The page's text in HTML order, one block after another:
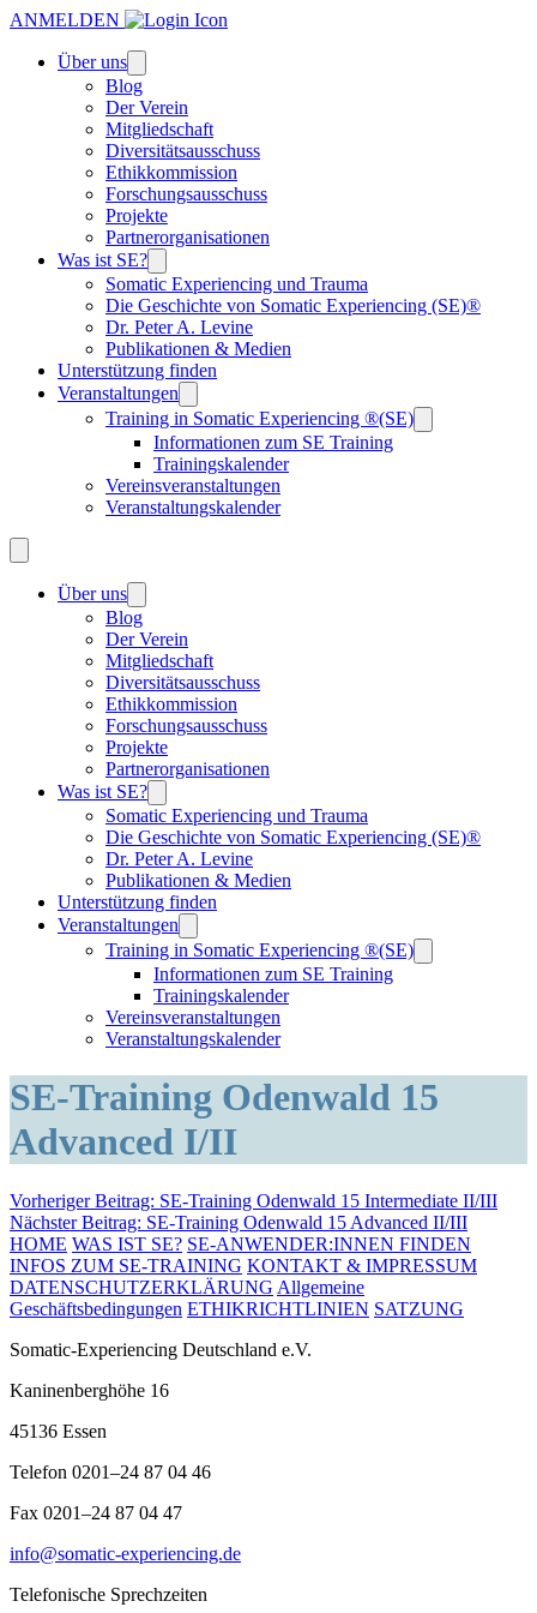
ANMELDEN
Über uns
Blog
Der Verein
Mitgliedschaft
Diversitätsausschuss
Ethikkommission
Forschungsausschuss
Projekte
Partnerorganisationen
Was ist SE?
Somatic Experiencing und Trauma
Die Geschichte von Somatic Experiencing (SE)®
Dr. Peter A. Levine
Publikationen & Medien
Unterstützung finden
Veranstaltungen
Training in Somatic Experiencing ®(SE)
Informationen zum SE Training
Trainingskalender
Vereinsveranstaltungen
Veranstaltungskalender
Über uns
Blog
Der Verein
Mitgliedschaft
Diversitätsausschuss
Ethikkommission
Forschungsausschuss
Projekte
Partnerorganisationen
Was ist SE?
Somatic Experiencing und Trauma
Die Geschichte von Somatic Experiencing (SE)®
Dr. Peter A. Levine
Publikationen & Medien
Unterstützung finden
Veranstaltungen
Training in Somatic Experiencing ®(SE)
Informationen zum SE Training
Trainingskalender
Vereinsveranstaltungen
Veranstaltungskalender
SE-Training Odenwald 15
Advanced I/II
Beitragsnavigation
Vorheriger Beitrag: SE-Training Odenwald 15 Intermediate II/III
Nächster Beitrag: SE-Training Odenwald 15 Advanced II/III
HOME WAS IST SE? SE-ANWENDER:INNEN FINDEN
INFOS ZUM SE-TRAINING KONTAKT & IMPRESSUM
DATENSCHUTZERKLÄRUNG Allgemeine
Geschäftsbedingungen ETHIKRICHTLINIEN SATZUNG
Somatic-Experiencing Deutschland e.V.
Kaninenberghöhe 16
45136 Essen
Telefon 0201–24 87 04 46
Fax 0201–24 87 04 47
info@somatic-experiencing.de
Telefonische Sprechzeiten